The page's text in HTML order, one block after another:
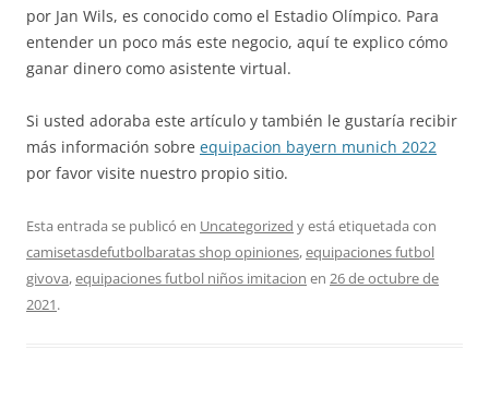
por Jan Wils, es conocido como el Estadio Olímpico. Para
entender un poco más este negocio, aquí te explico cómo
ganar dinero como asistente virtual.
Si usted adoraba este artículo y también le gustaría recibir
más información sobre equipacion bayern munich 2022
por favor visite nuestro propio sitio.
Esta entrada se publicó en Uncategorized y está etiquetada con
camisetasdefutbolbaratas shop opiniones,equipaciones futbol
givova,equipaciones futbol niños imitacion en 26 de octubre de
2021.